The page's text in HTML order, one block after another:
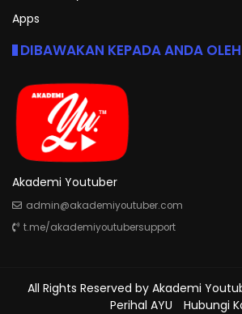
Apps
DIBAWAKAN KEPADA ANDA OLEH
Akademi Youtuber
admin@akademiyoutuber.com
t.me/akademiyoutubersupport
All Rights Reserved by Akademi
Perihal AYU
Hubungi